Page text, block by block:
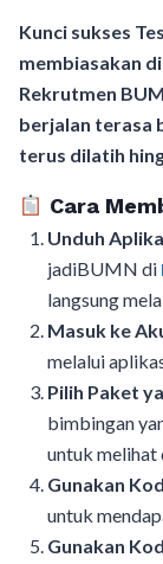
Kunci sukses
membiasakan
Rekrutmen
berjalan terasa
terus dilatih
Cara
Unduh
jadiBUMN di
langsung
Masuk ke
melalui
Pilih Paket
bimbingan
untuk melihat
Gunakan
untuk
Gunakan